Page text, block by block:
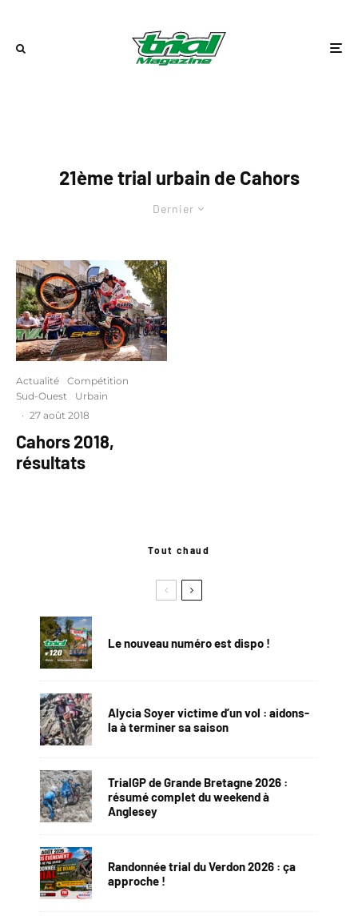
21ème trial urbain de Cahors
Dernier
Actualité
Compétition
Sud-Ouest
Urbain
· 27 août 2018
Cahors 2018,
résultats
Tout chaud
Le nouveau numéro est dispo !
Alycia Soyer victime d’un vol : aidons-
la à terminer sa saison
TrialGP de Grande Bretagne 2026 :
résumé complet du weekend à
Anglesey
Randonnée trial du Verdon 2026 : ça
approche !